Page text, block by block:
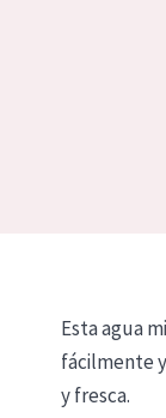
Esta agua
fácilmente
y fresca.